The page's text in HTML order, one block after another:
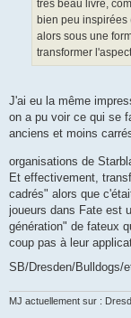
très beau livre,
bien peu inspirées
alors sous une
transformer
J'ai eu la même
on a pu voir ce qui se
anciens et moins
organisations de
Et effectivement,
cadrés" alors que
joueurs dans Fate est
génération" de fateux
coup pas à leur
SB/Dresden/Bulldogs/
MJ actuellement sur :